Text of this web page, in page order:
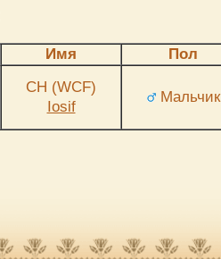
Имя Пол
CH (WCF)
Iosif
Мальчик